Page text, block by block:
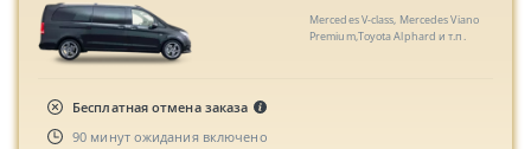
Mercedes V-class, Mercedes Viano
Premium,Toyota Alphard и т.п.
Бесплатная отмена заказа
90 минут ожидания включено